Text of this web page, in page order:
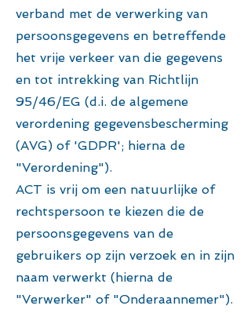
verband met de verwerking van
persoonsgegevens en betreffende
het vrije verkeer van die gegevens
en tot intrekking van Richtlijn
95/46/EG (d.i. de algemene
verordening gegevensbescherming
(AVG) of 'GDPR'; hierna de
"Verordening").
ACT is vrij om een natuurlijke of
rechtspersoon te kiezen die de
persoonsgegevens van de
gebruikers op zijn verzoek en in zijn
naam verwerkt (hierna de
"Verwerker" of "Onderaannemer").